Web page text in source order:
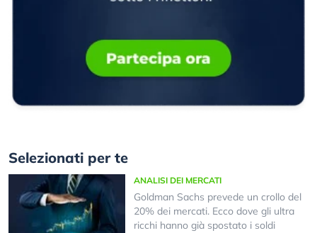
Selezionati per te
ANALISI DEI MERCATI
Goldman Sachs prevede un crollo del
20% dei mercati. Ecco dove gli ultra
ricchi hanno già spostato i soldi